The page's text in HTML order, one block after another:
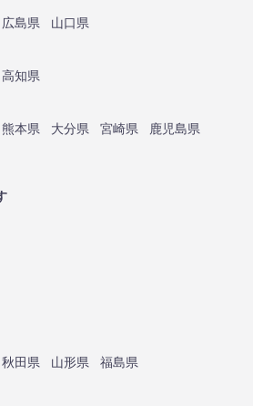
広島県
山口県
高知県
熊本県 大分県 宮崎県
鹿児島県
秋田県 山形県
福島県